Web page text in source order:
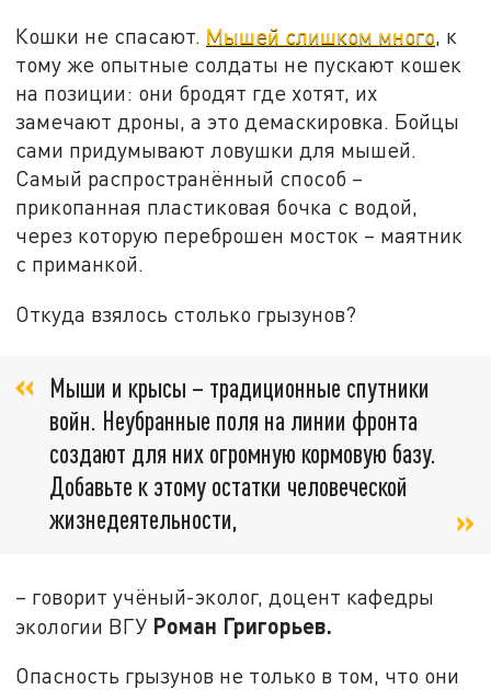
Кошки не спасают. Мышей слишком много, к
тому же опытные солдаты не пускают кошек
на позиции: они бродят где хотят, их
замечают дроны, а это демаскировка. Бойцы
сами придумывают ловушки для мышей.
Самый распространённый способ –
прикопанная пластиковая бочка с водой,
через которую переброшен мосток – маятник
с приманкой.
Откуда взялось столько грызунов?
Мыши и крысы ­– традиционные спутники
войн. Неубранные поля на линии фронта
создают для них огромную кормовую базу.
Добавьте к этому остатки человеческой
жизнедеятельности,
– говорит учёный-эколог, доцент кафедры
экологии ВГУ Роман Григорьев.
Опасность грызунов не только в том, что они